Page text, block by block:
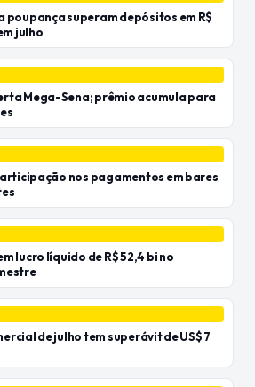
poupança superam depósitos em R$
julho
Mega-Sena; prêmio acumula para
nos pagamentos em bares
lucro líquido de R$ 52,4 bi no
de julho tem superávit de US$ 7